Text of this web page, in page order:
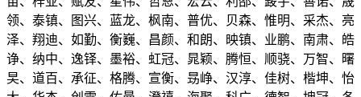
领、泰镇、图兴、蓝龙、枫南、普优、贝森、惟明、采杰、亮
泽、翔迪、如勤、衡巍、昌颜、和朗、映镇、业鹏、南肃、皓
诤、纳中、逸铎、墨裕、虹冠、晁颖、腾恒、顺骁、万智、曙
旲、道百、承征、格腾、宣衡、昮峥、汉淳、佳树、楷坤、怡